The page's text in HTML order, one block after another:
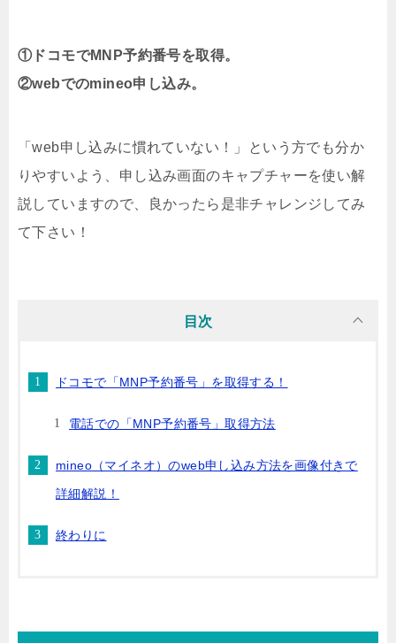
①ドコモでMNP予約番号を取得。
②webでのmineo申し込み。
「web申し込みに慣れていない！」という方でも分か
りやすいよう、申し込み画面のキャプチャーを使い解
説していますので、良かったら是非チャレンジしてみ
て下さい！
目次
ドコモで「MNP予約番号」を取得する！
電話での「MNP予約番号」取得方法
mineo（マイネオ）のweb申し込み方法を画像付きで
詳細解説！
終わりに